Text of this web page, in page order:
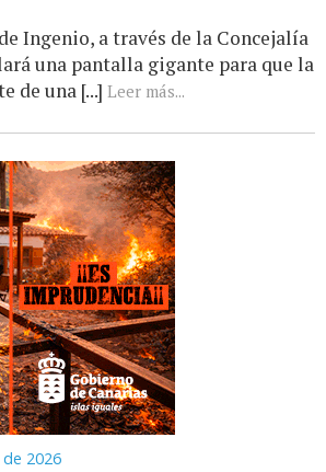
Ingenio, a través de la Concejalía
una pantalla gigante para que la
de una [...] Leer más...
2026